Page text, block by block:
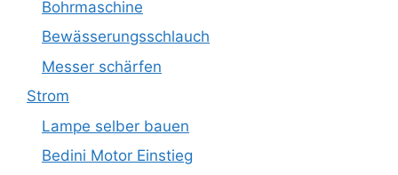
Bohrmaschine
Bewässerungsschlauch
Messer schärfen
Strom
Lampe selber bauen
Bedini Motor Einstieg